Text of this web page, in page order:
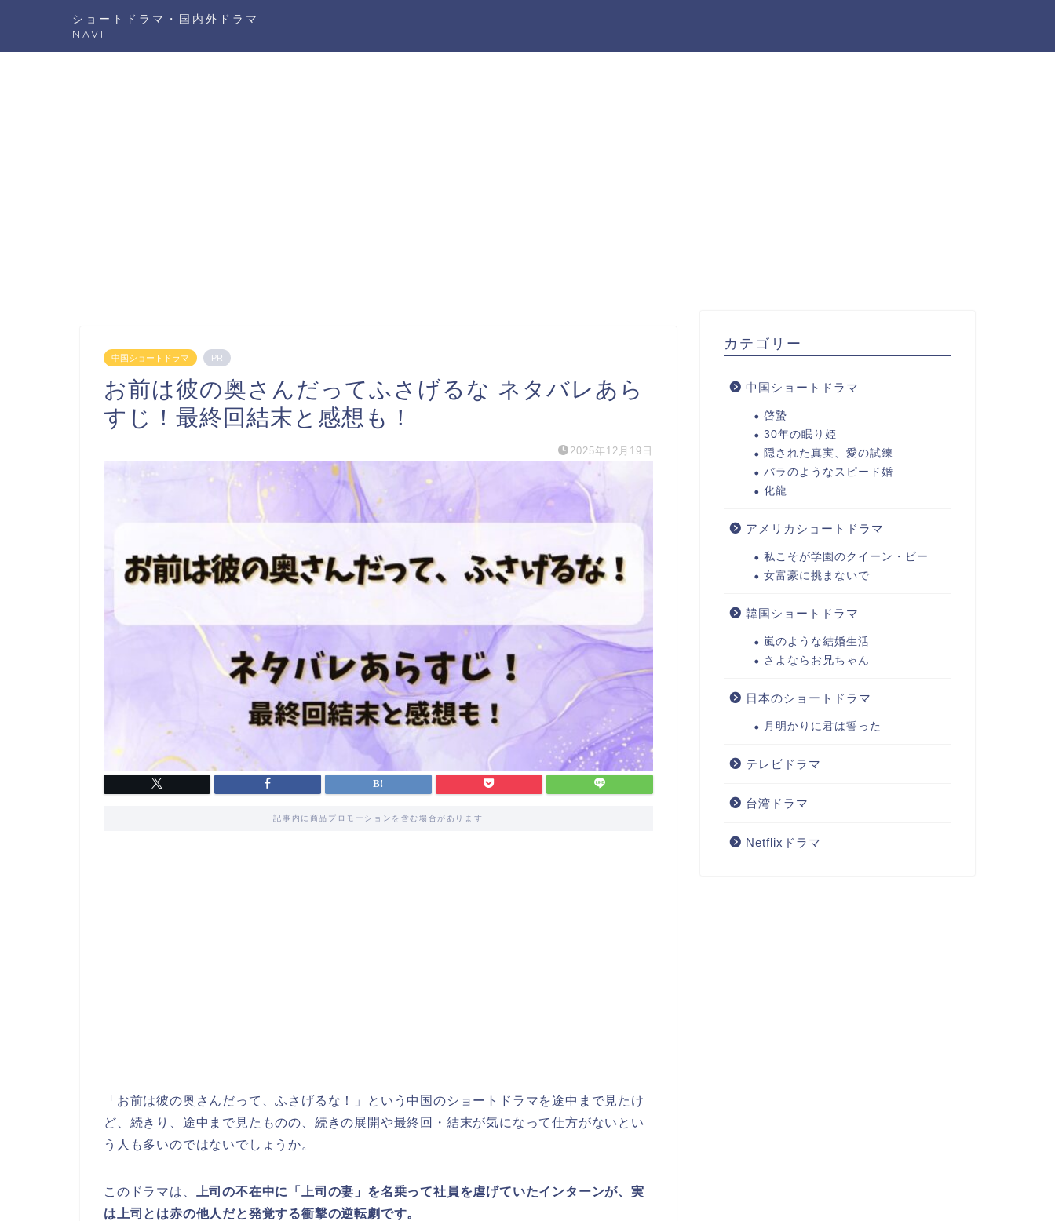
ショートドラマ・国内外ドラマ
NAVI
中国ショートドラマ PR
お前は彼の奥さんだってふさげるな ネタバレあら
すじ！最終回結末と感想も！
2025年12月19日
記事内に商品プロモーションを含む場合があります
「お前は彼の奥さんだって、ふさげるな！」という中国のショートドラマを途中まで見たけ
ど、続き り、途中まで見たものの、続きの展開や最終回・結末が気になって仕方がないとい
う人も多いのではないでしょうか。
このドラマは、
上司の不在中に「上司の妻」を名乗って社員を虐げていたインターンが、実
は上司とは赤の他人だと発覚する衝撃の逆転劇です。
カテゴリー
中国ショートドラマ
啓蟄
30年の眠り姫
隠された真実、愛の試練
バラのようなスピード婚
化龍
アメリカショートドラマ
私こそが学園のクイーン・ビー
女富豪に挑まないで
韓国ショートドラマ
嵐のような結婚生活
さよならお兄ちゃん
日本のショートドラマ
月明かりに君は誓った
テレビドラマ
台湾ドラマ
Netflixドラマ